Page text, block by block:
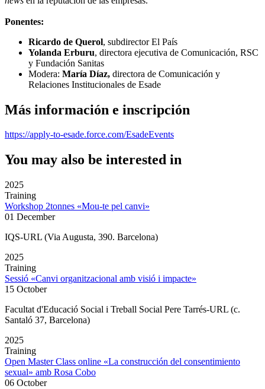
Ponentes:
Ricardo de Querol, subdirector El País
Yolanda Erburu, directora ejecutiva de Comunicación, RSC
y Fundación Sanitas
Modera: María Díaz, directora de Comunicación y
Relaciones Institucionales de Esade
Más información e inscripción
https://apply-to-esade.force.com/EsadeEvents
You may also be interested in
2025
Training
Workshop 2tonnes «Mou-te pel canvi»
01 December
IQS-URL (Via Augusta, 390. Barcelona)
2025
Training
Sessió «Canvi organitzacional amb visió i impacte»
15 October
Facultat d'Educació Social i Treball Social Pere Tarrés-URL (c.
Santaló 37, Barcelona)
2025
Training
Open Master Class online «La construcción del consentimiento
sexual» amb Rosa Cobo
06 October